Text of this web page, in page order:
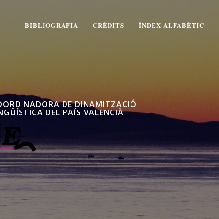
BIBLIOGRAFIA CRÈDITS ÍNDEX ALFABÈTIC
DE DINAMITZACIÓ
DEL PAÍS VALENCIÀ